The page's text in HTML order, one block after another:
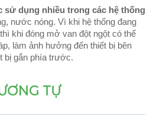
dụng nhiều trong các hệ thống
nước nóng. Vì khi hệ thống đang
khi đóng mở van đột ngột có thể
làm ảnh hưởng đến thiết bị bên
bị gắn phía trước.
TỰ